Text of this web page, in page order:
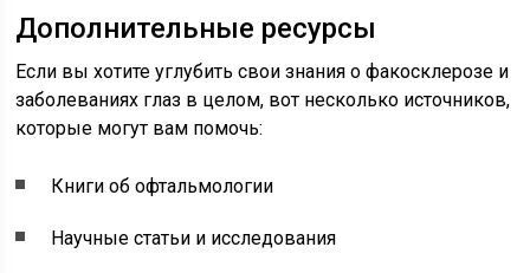
Дополнительные ресурсы
Если вы хотите углубить свои знания о факосклерозе и
заболеваниях глаз в целом, вот несколько источников,
которые могут вам помочь:
Книги об офтальмологии
Научные статьи и исследования